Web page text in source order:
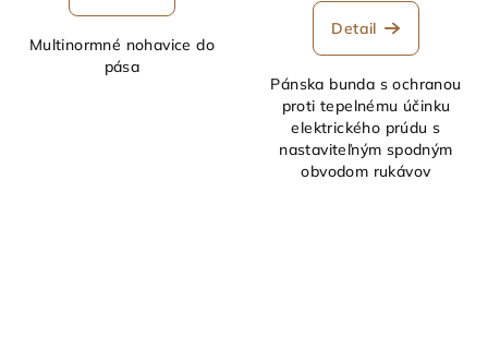
Multinormné nohavice do
pása
Detail
Pánska bunda s ochranou
proti tepelnému účinku
elektrického prúdu s
nastaviteľným spodným
obvodom rukávov